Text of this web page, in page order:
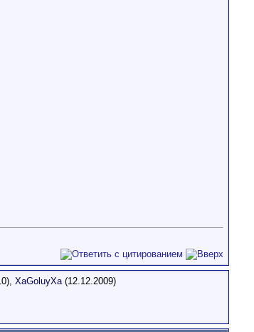
XaGoluyXa(12.12.2009)